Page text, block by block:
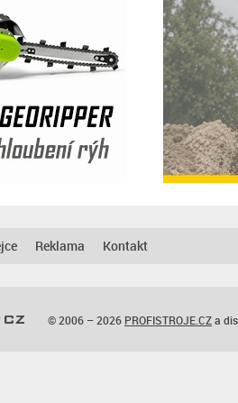
Reklama Kontakt
© 2006 – 2026 PROFISTROJE.CZa